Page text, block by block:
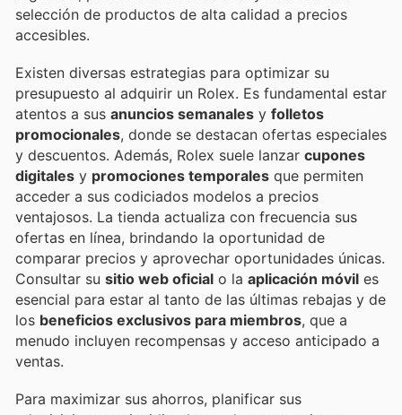
selección de productos de alta calidad a precios
accesibles.
Existen diversas estrategias para optimizar su
presupuesto al adquirir un Rolex. Es fundamental estar
atentos a sus anuncios semanales y folletos
promocionales, donde se destacan ofertas especiales
y descuentos. Además, Rolex suele lanzar cupones
digitales y promociones temporales que permiten
acceder a sus codiciados modelos a precios
ventajosos. La tienda actualiza con frecuencia sus
ofertas en línea, brindando la oportunidad de
comparar precios y aprovechar oportunidades únicas.
Consultar su sitio web oficial o la aplicación móvil es
esencial para estar al tanto de las últimas rebajas y de
los beneficios exclusivos para miembros, que a
menudo incluyen recompensas y acceso anticipado a
ventas.
Para maximizar sus ahorros, planificar sus